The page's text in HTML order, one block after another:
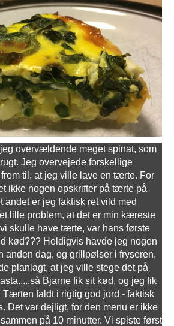
jeg overvældende meget spinat, som
Jeg overvejede forskellige
til, at jeg ville lave en tærte. For
ikke nogen opskrifter på tærte på
andet er jeg faktisk ret vild med
lille problem, at det er min kæreste
skulle have tærte, var hans første
kød??? Heldigvis havde jeg nogen
anden dag, og grillpølser i fryseren,
planlagt, at jeg ville stege det på
Bjarne fik sit kød, og jeg fik
Tærten faldt i rigtig god jord - faktisk
Det var dejligt, for den menu er ikke
på 10 minutter. Vi spiste først